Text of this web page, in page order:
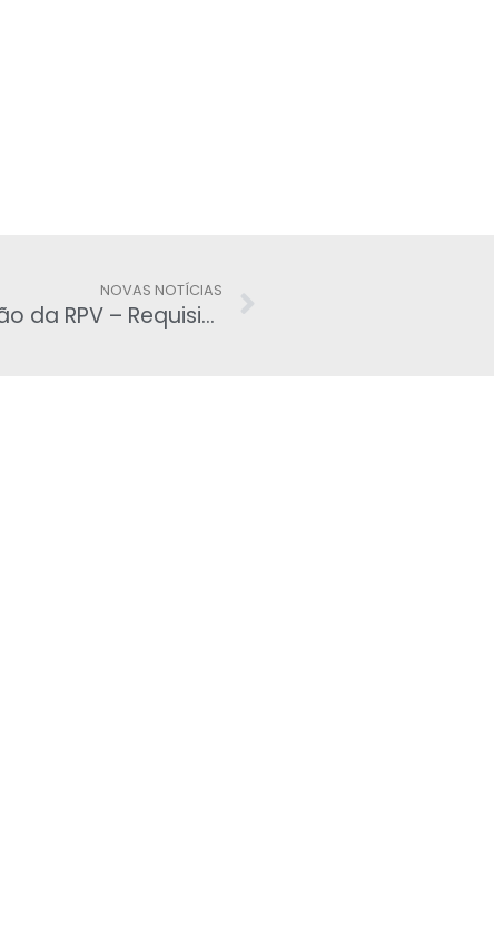
NOVAS NOTÍCIAS
Saiba um pouco sobre a tramitação da RPV – Requisição de pequeno valor